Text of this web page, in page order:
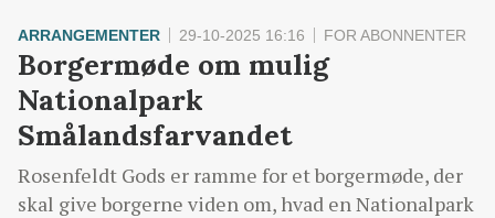
ARRANGEMENTER 29-10-2025 16:16 FOR ABONNENTER
Borgermøde om mulig
Nationalpark
Smålandsfarvandet
Rosenfeldt Gods er ramme for et borgermøde, der
skal give borgerne viden om, hvad en Nationalpark